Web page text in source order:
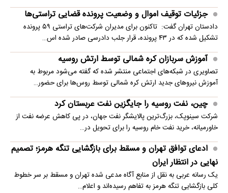
جزئیات توقیف اموال و وضعیت پرونده قضایی تراستی‌ها
دادستان تهران گفت: تاکنون برای مدیران شرکت‌های تراستی ۵۹ پرونده
تشکیل شده که در ۴۳ پرونده، قرار جلب دادرسی صادر شده اس…
آموزش سربازان کره شمالی توسط ارتش روسیه
تصاویری در شبکه‌های اجتماعی منتشر شده که گفته می‌شود مربوط به
آموزش نیروهای جدید ارتش کره شمالی توسط روس‌ها برای حضور…
چین، نفت روسیه را جایگزین نفت عربستان کرد
شرکت سینوپک، بزرگ‌ترین پالایشگر نفت جهان، در پی کاهش عرضه نفت از
خاورمیانه، خرید نفت خام روسیه را برای تحویل در…
ادعای توافق تهران و مسقط برای بازگشایی تنگه هرمز؛ تصمیم
نهایی در انتظار ایران
یک رسانه عربی به نقل از منابع آگاه مدعی شده تهران و مسقط بر سر خطوط
کلی بازگشایی تنگه هرمز به تفاهم رسیده‌اند و اعلام…